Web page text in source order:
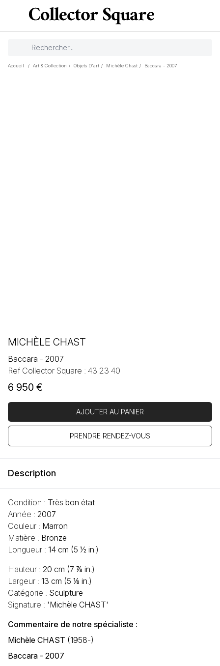
Accueil / Art & Collection / Objets D'art / Michèle Chast / Baccara - 2007
MICHÈLE CHAST
Baccara - 2007
Ref Collector Square : 43 23 40
6 950 €
AJOUTER AU PANIER
PRENDRE RENDEZ-VOUS
Description
Condition : Très bon état
Année : 2007
Couleur : Marron
Matière : Bronze
Longueur : 14 cm (5 ½ in.)
Hauteur : 20 cm (7 ⅞ in.)
Largeur : 13 cm (5 ⅛ in.)
Catégorie : Sculpture
Signature : 'Michèle CHAST'
Commentaire de notre spécialiste :
Michèle CHAST (1958-)
Baccara - 2007